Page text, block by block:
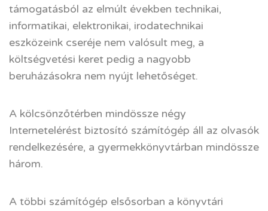
támogatásból az elmúlt években technikai,
informatikai, elektronikai, irodatechnikai
eszközeink cseréje nem valósult meg, a
költségvetési keret pedig a nagyobb
beruházásokra nem nyújt lehetőséget.
A kölcsönzőtérben mindössze négy
Internetelérést biztosító számítógép áll az olvasók
rendelkezésére, a gyermekkönyvtárban mindössze
három.
A többi számítógép elsősorban a könyvtári